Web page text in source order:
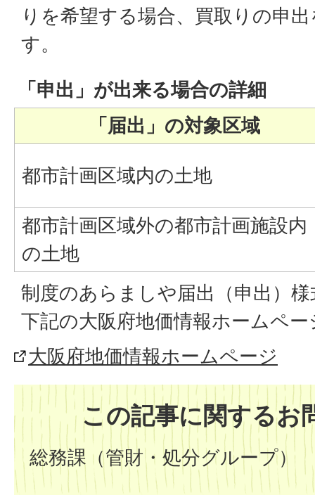
りを希望する場合、買取りの申
す。
「申出」が出来る場合の詳細
「届出」の対象区域
都市計画区域内の土地
都市計画区域外の都市計画施設内
の土地
制度のあらましや届出（申出）
下記の大阪府地価情報ホームペ
大阪府地価情報ホームページ
この記事に関するお
総務課（管財・処分グループ）